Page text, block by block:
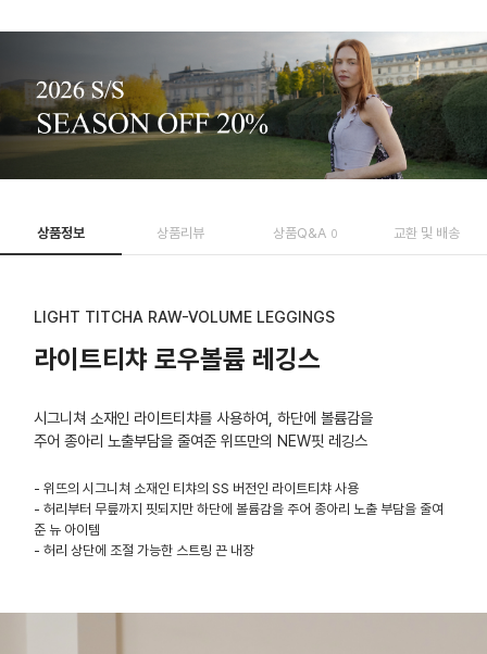
상품정보 상품리뷰 상품Q&A 0 교환 및 배송
LIGHT TITCHA RAW-VOLUME LEGGINGS
라이트티챠 로우볼륨 레깅스
시그니쳐 소재인 라이트티챠를 사용하여, 하단에 볼륨감을
주어 종아리 노출부담을 줄여준 위뜨만의 NEW핏 레깅스
- 위뜨의 시그니쳐 소재인 티챠의 SS 버전인 라이트티챠 사용
- 허리부터 무릎까지 핏되지만 하단에 볼륨감을 주어 종아리 노출 부담을 줄여
준 뉴 아이템
- 허리 상단에 조절 가능한 스트링 끈 내장